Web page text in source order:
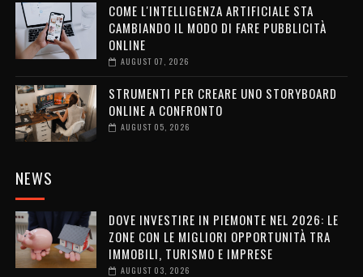
COME L'INTELLIGENZA ARTIFICIALE STA
CAMBIANDO IL MODO DI FARE PUBBLICITÀ
ONLINE
AUGUST 07, 2026
STRUMENTI PER CREARE UNO STORYBOARD
ONLINE A CONFRONTO
AUGUST 05, 2026
NEWS
DOVE INVESTIRE IN PIEMONTE NEL 2026: LE
ZONE CON LE MIGLIORI OPPORTUNITÀ TRA
IMMOBILI, TURISMO E IMPRESE
AUGUST 03, 2026